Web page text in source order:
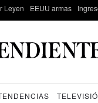
Leyen EEUU armas